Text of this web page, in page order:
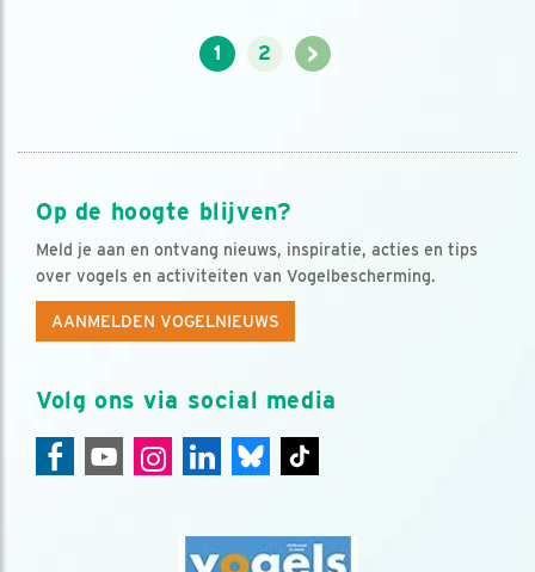
1 2 >
Op de hoogte blijven?
Meld je aan en ontvang nieuws, inspiratie, acties en tips
over vogels en activiteiten van Vogelbescherming.
AANMELDEN VOGELNIEUWS
Volg ons via social media